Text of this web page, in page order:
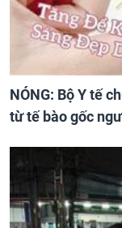
NÓNG: Bộ Y tế
từ tế bào gốc